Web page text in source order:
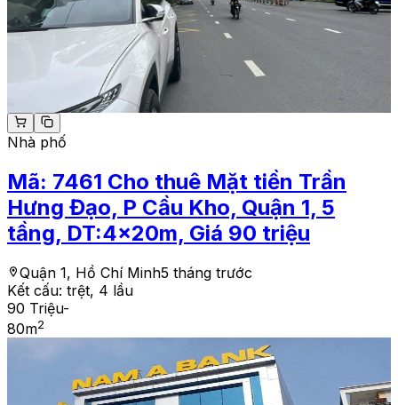
Nhà phố
Mã: 7461 Cho thuê Mặt tiền Trần
Hưng Đạo, P Cầu Kho, Quận 1, 5
tầng, DT:4x20m, Giá 90 triệu
Quận 1, Hồ Chí Minh5 tháng trước
Kết cấu: trệt, 4 lầu
90 Triệu-
80m2